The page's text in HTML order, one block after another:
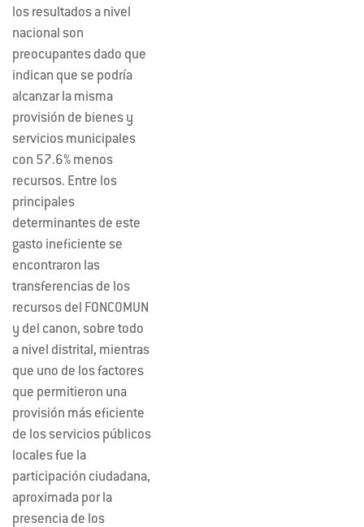
los resultados a nivel
nacional son
preocupantes dado que
indican que se podría
alcanzar la misma
provisión de bienes y
servicios municipales
con 57.6% menos
recursos. Entre los
principales
determinantes de este
gasto ineficiente se
encontraron las
transferencias de los
recursos del FONCOMUN
y del canon, sobre todo
a nivel distrital, mientras
que uno de los factores
que permitieron una
provisión más eficiente
de los servicios públicos
locales fue la
participación ciudadana,
aproximada por la
presencia de los